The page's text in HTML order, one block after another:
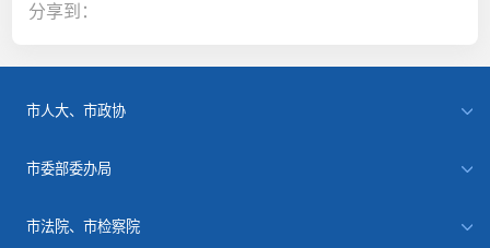
分享到：
市人大、市政协
市委部委办局
市法院、市检察院